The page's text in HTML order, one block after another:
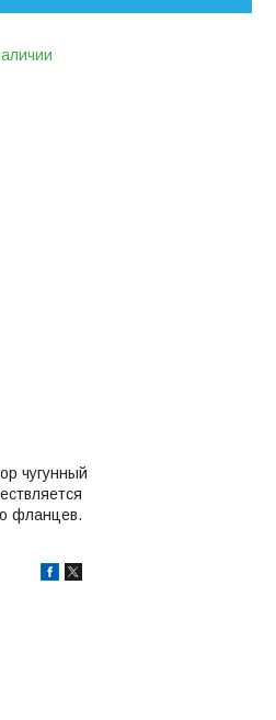
чугунный
фланцев.